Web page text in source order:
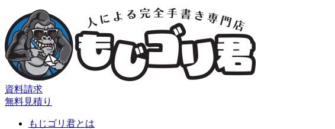
資料請求
無料見積り
もじゴリ君とは